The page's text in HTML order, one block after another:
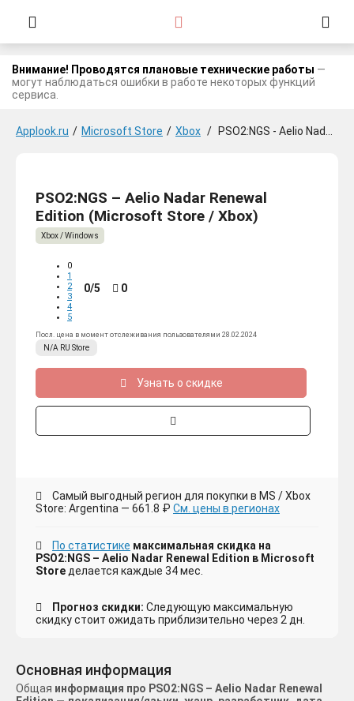
Внимание! Проводятся плановые технические работы —
могут наблюдаться ошибки в работе некоторых функций
сервиса.
Applook.ru / Microsoft Store / Xbox / PSO2:NGS - Aelio Nadar Renewal Edition
PSO2:NGS – Aelio Nadar Renewal
Edition (Microsoft Store / Xbox)
Xbox / Windows
0
1
2
3
4
5
0/5 0
Посл. цена в момент отслеживания пользователями 28.02.2024
N/A RU Store
Узнать о скидке
Самый выгодный регион для покупки в MS / Xbox
Store: Argentina — 661.8 ₽ См. цены в регионах
По статистике максимальная скидка на
PSO2:NGS – Aelio Nadar Renewal Edition в Microsoft
Storeделается каждые 34 мес.
Прогноз скидки: Следующую максимальную
скидку стоит ожидать приблизительно через 2 дн.
Основная информация
Общая информация про PSO2:NGS – Aelio Nadar Renewal